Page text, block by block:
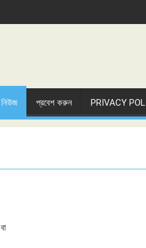
প্রবেশ করুন PRIVACY